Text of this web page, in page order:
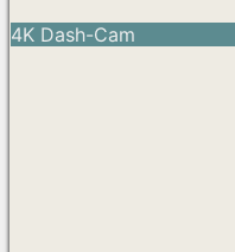
4K Dash-Cam